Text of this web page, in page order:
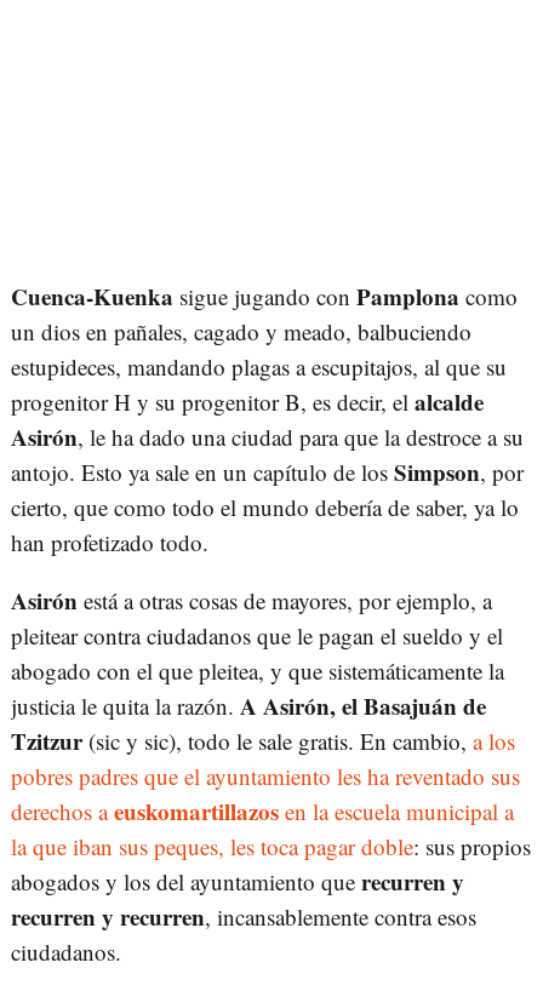
Cuenca-Kuenka sigue jugando con Pamplona como
un dios en pañales, cagado y meado, balbuciendo
estupideces, mandando plagas a escupitajos, al que su
progenitor H y su progenitor B, es decir, el alcalde
Asirón, le ha dado una ciudad para que la destroce a su
antojo. Esto ya sale en un capítulo de los Simpson, por
cierto, que como todo el mundo debería de saber, ya lo
han profetizado todo.
Asirón está a otras cosas de mayores, por ejemplo, a
pleitear contra ciudadanos que le pagan el sueldo y el
abogado con el que pleitea, y que sistemáticamente la
justicia le quita la razón. A Asirón, el Basajuán de
Tzitzur(sic y sic), todo le sale gratis. En cambio, a los
pobres padres que el ayuntamiento les ha reventado sus
derechos aeuskomartillazos en la escuela municipal a
la que iban sus peques, les toca pagar doble: sus propios
abogados y los del ayuntamiento que recurren y
recurren y recurren, incansablemente contra esos
ciudadanos.